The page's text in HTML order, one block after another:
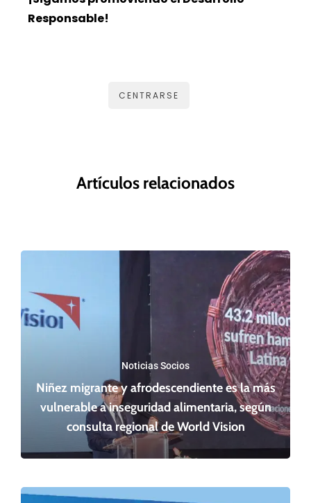
Responsable!
CENTRARSE
Artículos relacionados
Noticias Socios
Niñez migrante y afrodescendiente es la más
vulnerable a inseguridad alimentaria, según
consulta regional de World Vision